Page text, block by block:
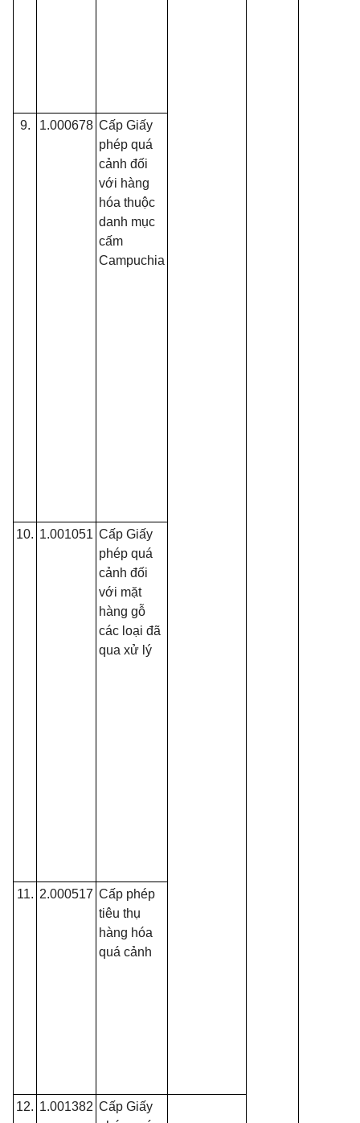
9. 1.000678 Cấp Giấy
phép quá
cảnh đối
với hàng
hóa thuộc
danh mục
cấm
Campuchia
10. 1.001051 Cấp Giấy
phép quá
cảnh đối
với mặt
hàng gỗ
các loại đã
qua xử lý
11. 2.000517 Cấp phép
tiêu thụ
hàng hóa
quá cảnh
12. 1.001382 Cấp Giấy